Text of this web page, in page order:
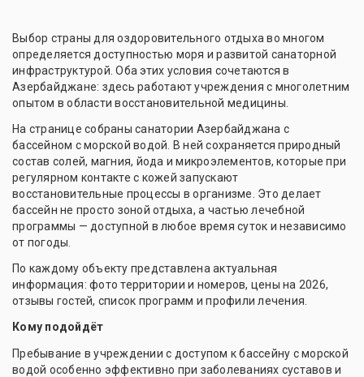
Выбор страны для оздоровительного отдыха во многом
определяется доступностью моря и развитой санаторной
инфраструктурой. Оба этих условия сочетаются в
Азербайджане: здесь работают учреждения с многолетним
опытом в области восстановительной медицины.
На странице собраны санатории Азербайджана с
бассейном с морской водой. В ней сохраняется природный
состав солей, магния, йода и микроэлементов, которые при
регулярном контакте с кожей запускают
восстановительные процессы в организме. Это делает
бассейн не просто зоной отдыха, а частью лечебной
программы — доступной в любое время суток и независимо
от погоды.
По каждому объекту представлена актуальная
информация: фото территории и номеров, цены на 2026,
отзывы гостей, список программ и профили лечения.
Кому подойдёт
Пребывание в учреждении с доступом к бассейну с морской
водой особенно эффективно при заболеваниях суставов и